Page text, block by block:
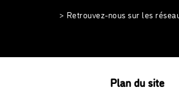
> Retrouvez-nous sur les
Plan du site